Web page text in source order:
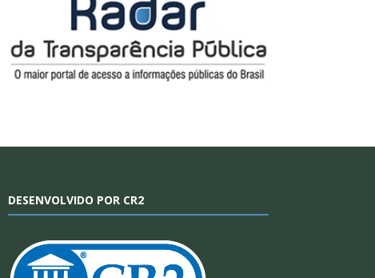
DESENVOLVIDO POR CR2